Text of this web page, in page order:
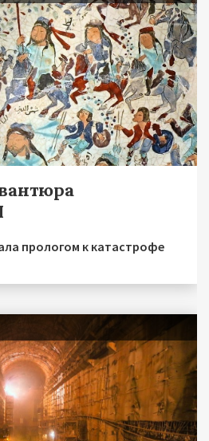
прологом к катастрофе